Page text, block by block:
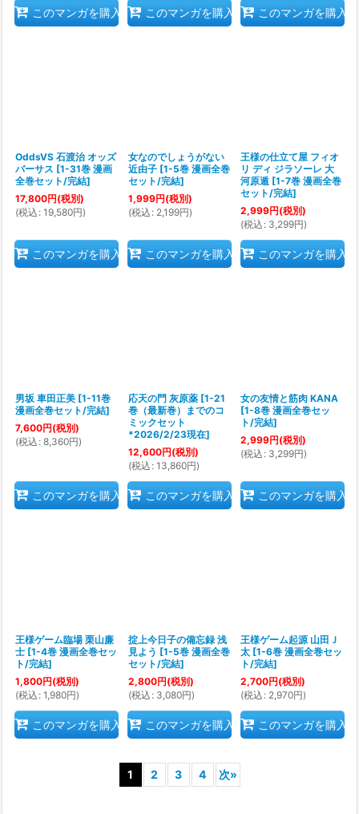
このマンガを購入 このマンガを購入 このマンガを購入
OddsVS 石渡治 オッズ
バーサス [1-31巻 漫画
全巻セット/完結]
17,800円(税別)
(税込 : 19,580円)
このマンガを購入
女なのでしょうがない
近由子 [1-5巻 漫画全巻
セット/完結]
1,999円(税別)
(税込 : 2,199円)
このマンガを購入
王様の仕立て屋 フィオ
リ ディ ジラソーレ 大
河原遁 [1-7巻 漫画全巻
セット/完結]
2,999円(税別)
(税込 : 3,299円)
このマンガを購入
男坂 車田正美 [1-11巻
漫画全巻セット/完結]
7,600円(税別)
(税込 : 8,360円)
このマンガを購入
応天の門 灰原薬 [1-21
巻（最新巻）までのコ
ミックセット
*2026/2/23現在]
12,600円(税別)
(税込 : 13,860円)
このマンガを購入
女の友情と筋肉 KANA
[1-8巻 漫画全巻セッ
ト/完結]
2,999円(税別)
(税込 : 3,299円)
このマンガを購入
王様ゲーム臨場 栗山廉
士 [1-4巻 漫画全巻セッ
ト/完結]
1,800円(税別)
(税込 : 1,980円)
このマンガを購入
掟上今日子の備忘録 浅
見よう [1-5巻 漫画全巻
セット/完結]
2,800円(税別)
(税込 : 3,080円)
このマンガを購入
王様ゲーム起源 山田Ｊ
太 [1-6巻 漫画全巻セッ
ト/完結]
2,700円(税別)
(税込 : 2,970円)
このマンガを購入
1 2 3 4 次»